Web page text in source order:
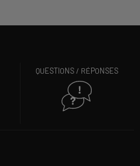
QUESTIONS / RÉPONSES